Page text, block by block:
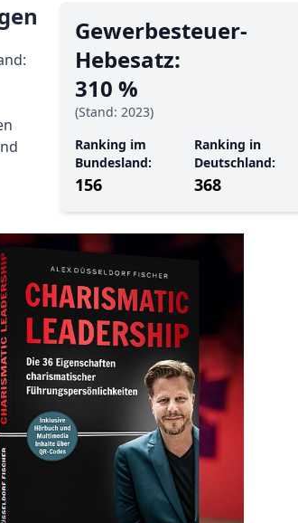
Gewerbe­steuer-
Hebe­satz:
310 %
(Stand: 2023)
Ranking im
Bundesland:
156
Ranking in
Deutschland:
368